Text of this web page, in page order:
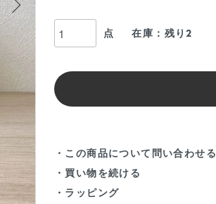
点 在庫：残り2
・この商品について問い合わせる
・買い物を続ける
・ラッピング